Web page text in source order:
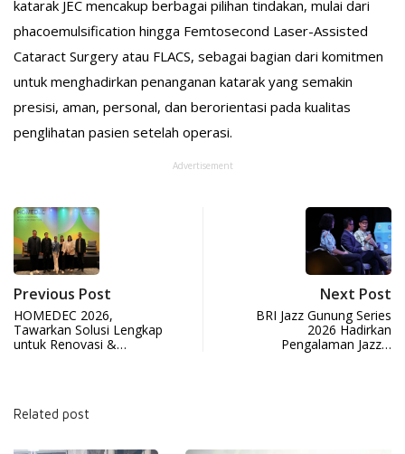
katarak JEC mencakup berbagai pilihan tindakan, mulai dari
phacoemulsification hingga Femtosecond Laser-Assisted
Cataract Surgery atau FLACS, sebagai bagian dari komitmen
untuk menghadirkan penanganan katarak yang semakin
presisi, aman, personal, dan berorientasi pada kualitas
penglihatan pasien setelah operasi.
Advertisement
Previous Post
HOMEDEC 2026,
Tawarkan Solusi Lengkap
untuk Renovasi &…
Next Post
BRI Jazz Gunung Series
2026 Hadirkan
Pengalaman Jazz…
Related post